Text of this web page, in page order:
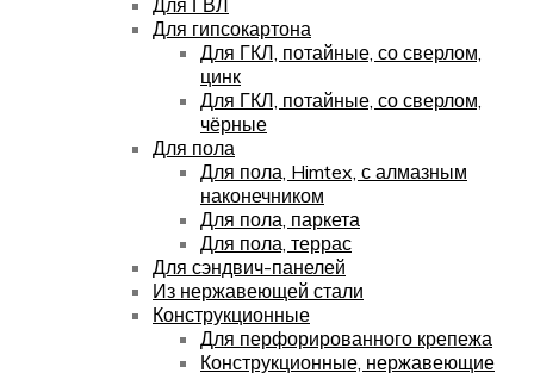
Для гипсокартона
Для ГКЛ, потайные, со сверлом,
цинк
Для ГКЛ, потайные, со сверлом,
чёрные
Для пола
Для пола, Himtex, с алмазным
наконечником
Для пола, паркета
Для пола, террас
Для сэндвич-панелей
Из нержавеющей стали
Конструкционные
Для перфорированного крепежа
Конструкционные, нержавеющие